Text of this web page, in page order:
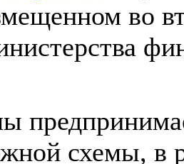
во
схемы, в